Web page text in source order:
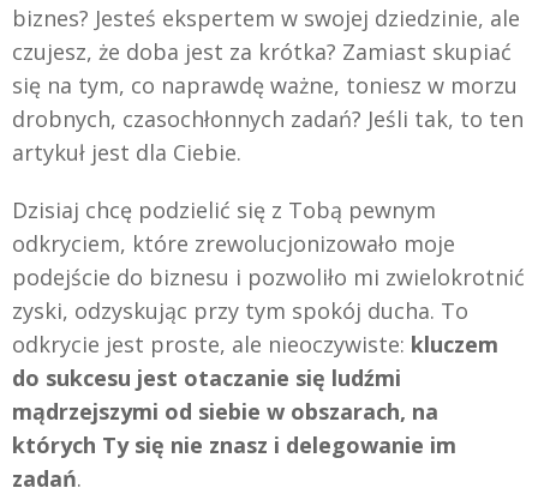
biznes? Jesteś ekspertem w swojej dziedzinie, ale
czujesz, że doba jest za krótka? Zamiast skupiać
się na tym, co naprawdę ważne, toniesz w morzu
drobnych, czasochłonnych zadań? Jeśli tak, to ten
artykuł jest dla Ciebie.
Dzisiaj chcę podzielić się z Tobą pewnym
odkryciem, które zrewolucjonizowało moje
podejście do biznesu i pozwoliło mi zwielokrotnić
zyski, odzyskując przy tym spokój ducha. To
odkrycie jest proste, ale nieoczywiste: kluczem
do sukcesu jest otaczanie się ludźmi
mądrzejszymi od siebie w obszarach, na
których Ty się nie znasz i delegowanie im
zadań.